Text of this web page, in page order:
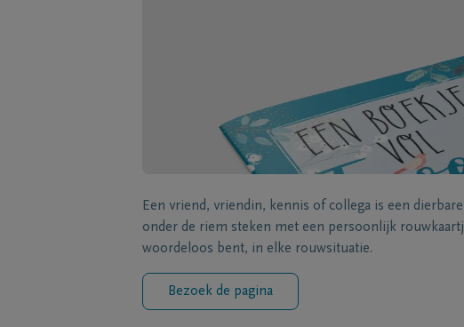
Een vriend, vriendin, kennis of collega is een
onder de riem steken met een persoonlijk
woordeloos bent, in elke rouwsituatie.
Bezoek de pagina